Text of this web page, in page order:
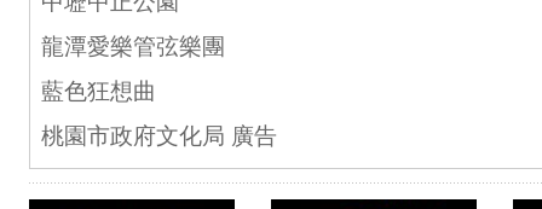
龍潭愛樂管弦樂團
藍色狂想曲
桃園市政府文化局 廣告